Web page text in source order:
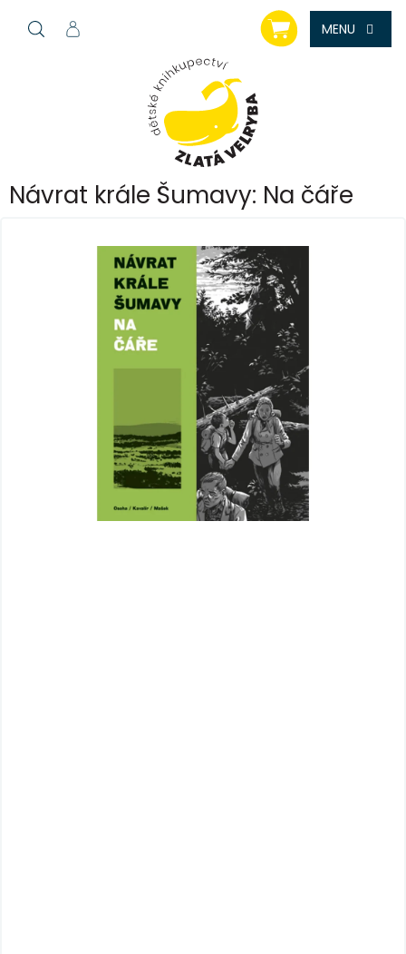
NÁKUPNÍ
KOŠÍK
Návrat krále Šumavy: Na čáře